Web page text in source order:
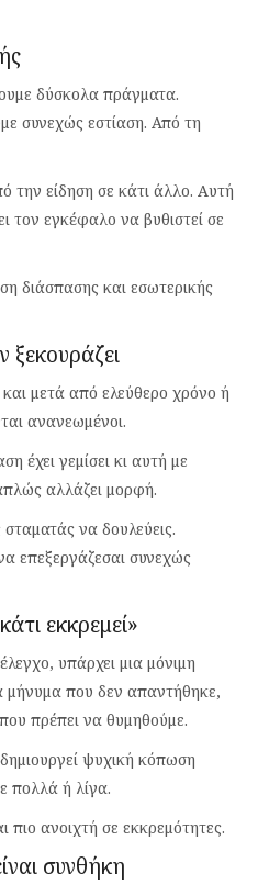
δύσκολα πράγματα.
συνεχώς εστίαση. Από τη
την είδηση σε κάτι άλλο. Αυτή
τον εγκέφαλο να βυθιστεί σε
διάσπασης και εσωτερικής
ξεκουράζει
μετά από ελεύθερο χρόνο ή
ανανεωμένοι.
έχει γεμίσει κι αυτή με
αλλάζει μορφή.
να δουλεύεις.
επεξεργάζεσαι συνεχώς
εκκρεμεί»
υπάρχει μια μόνιμη
μήνυμα που δεν απαντήθηκε,
πρέπει να θυμηθούμε.
ψυχική κόπωση
πολλά ή λίγα.
πιο ανοιχτή σε εκκρεμότητες.
συνθήκη